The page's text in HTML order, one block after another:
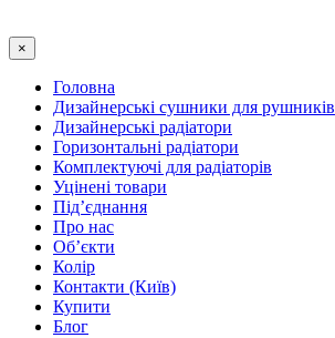
×
Головна
Дизайнерські сушники для рушників
Дизайнерські радіатори
Горизонтальні радіатори
Комплектуючі для радіаторів
Уцінені товари
Під’єднання
Про нас
Об’єкти
Колір
Контакти (Київ)
Купити
Блог